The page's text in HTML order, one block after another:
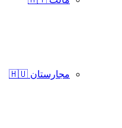
مجارستان 🇭🇺